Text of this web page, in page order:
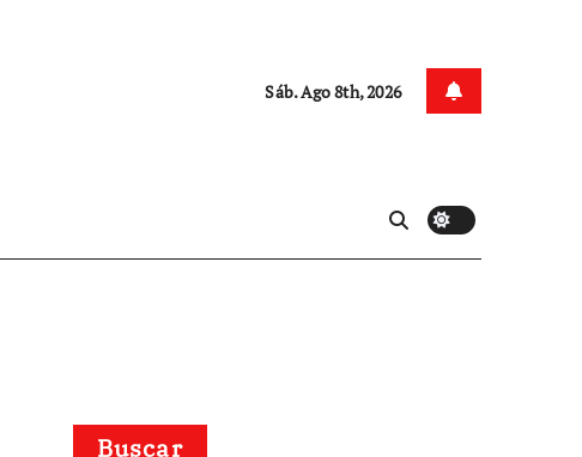
Sáb. Ago 8th, 2026
Buscar